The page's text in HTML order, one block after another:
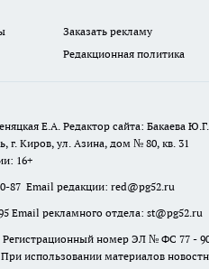
Заказать рекламу
Редакционная политика
Е.А. Редактор сайта: Бакаева Ю.Г.
г. Киров, ул. Азина, дом № 80, кв. 31
16+
87 Email редакции: red@pg52.ru
Email рекламного отдела: st@pg52.ru
Регистрационный номер ЭЛ № ФС 77 -
При использовании материалов